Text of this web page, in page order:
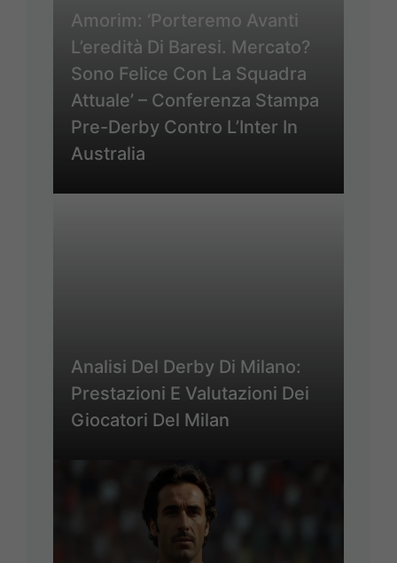
Amorim: ‘Porteremo Avanti
L’eredità Di Baresi. Mercato?
Sono Felice Con La Squadra
Attuale’ – Conferenza Stampa
Pre-Derby Contro L’Inter In
Australia
Analisi Del Derby Di Milano:
Prestazioni E Valutazioni Dei
Giocatori Del Milan